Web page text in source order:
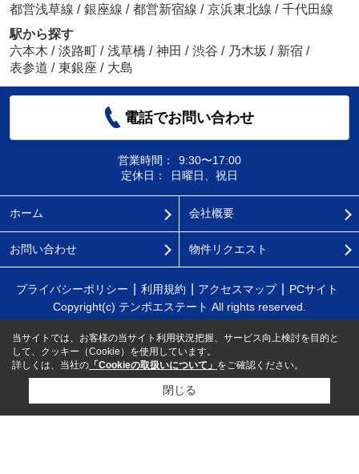
都営浅草線 / 銀座線 / 都営新宿線 / 京浜東北線 / 千代田線
駅から探す
六本木 / 淡路町 / 浅草橋 / 神田 / 渋谷 / 乃木坂 / 新宿 /
表参道 / 東銀座 / 大島
電話でお問い合わせ
営業時間：
9:30〜17:00
定休日：
日曜日、祝日
ホーム 会社概要
お問い合わせ 物件リクエスト
プライバシーポリシー 利用規約 アクセスマップ
PCサイト
Copyright(c) テンポエステート All rights reserved.
当サイトでは、お客様の当サイト利用状況把握、サービス向上検討を目的と
して、クッキー（Cookie）を使用しています。
詳しくは、当社の 「Cookieの取扱いについて」 をご確認ください。
閉じる